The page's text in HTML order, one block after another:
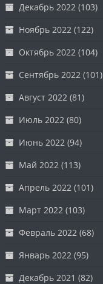
Декабрь 2022 (103)
Ноябрь 2022 (122)
Октябрь 2022 (104)
Сентябрь 2022 (101)
Август 2022 (81)
Июль 2022 (80)
Июнь 2022 (94)
Май 2022 (113)
Апрель 2022 (101)
Март 2022 (103)
Февраль 2022 (68)
Январь 2022 (95)
Декабрь 2021 (82)